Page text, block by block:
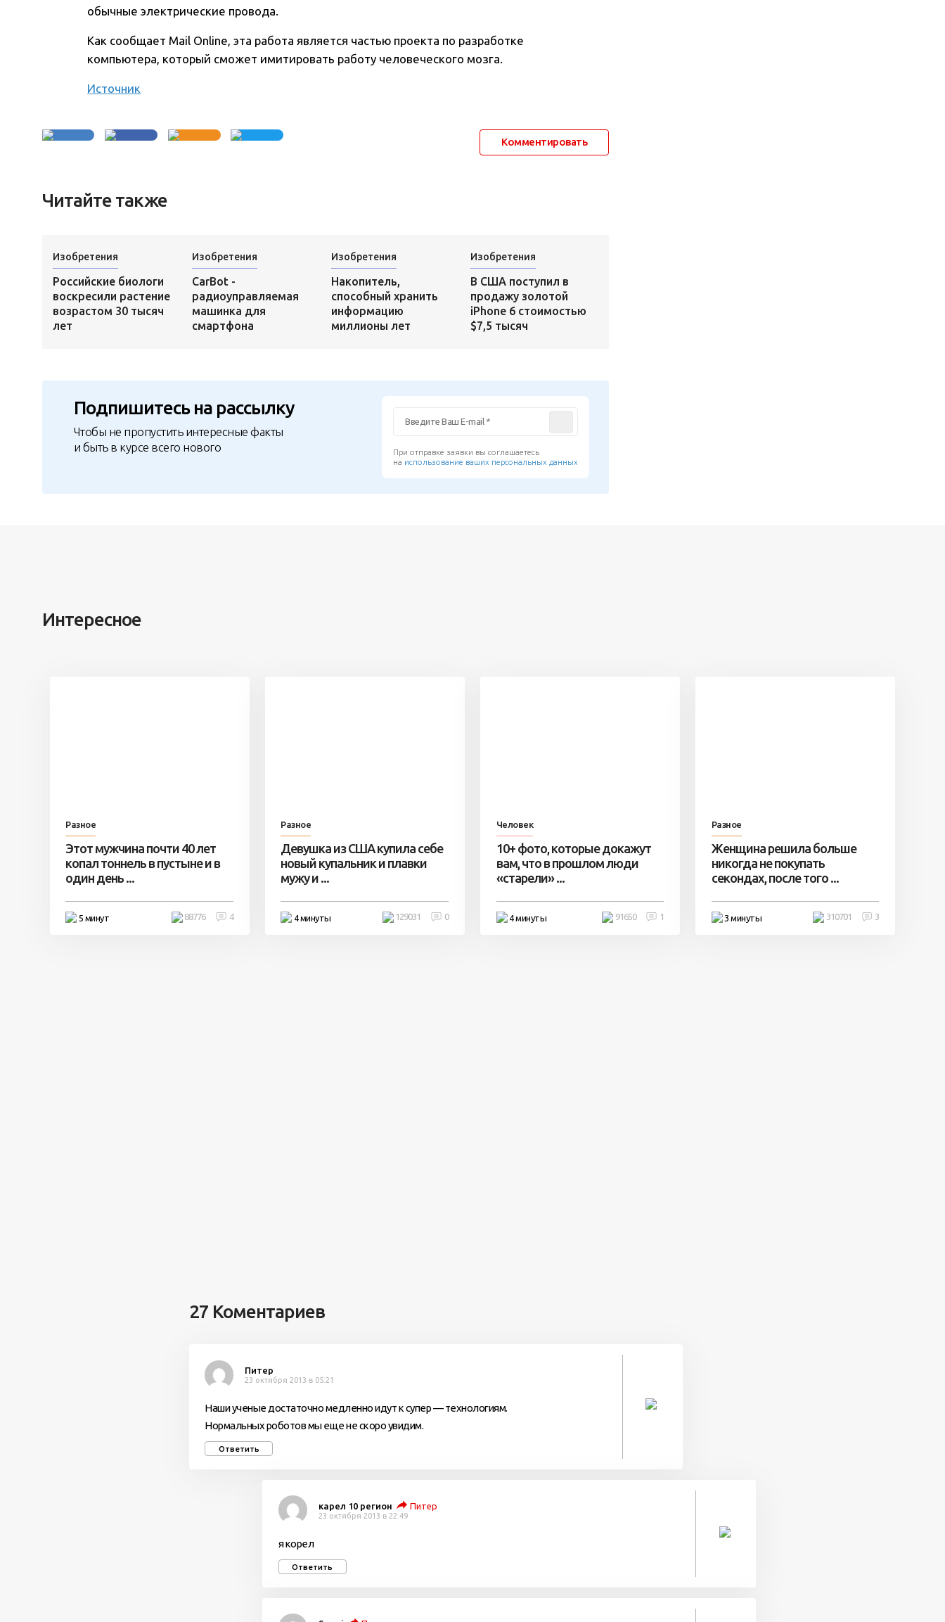
обычные электрические провода.
Как сообщает Mail Online, эта работа является частью проекта по разработке
компьютера, который сможет имитировать работу человеческого мозга.
Источник
Комментировать
Читайте также
Изобретения
Российские биологи
воскресили растение
возрастом 30 тысяч
лет
Изобретения
CarBot -
радиоуправляемая
машинка для
смартфона
Изобретения
Накопитель,
способный хранить
информацию
миллионы лет
Изобретения
В США поступил в
продажу золотой
iPhone 6 стоимостью
$7,5 тысяч
Подпишитесь на рассылку
Чтобы не пропустить интересные факты
и быть в курсе всего нового
При отправке заявки вы соглашаетесь
на использование ваших персональных данных
Интересное
Разное
Этот мужчина почти 40 лет
копал тоннель в пустыне и в
один день ...
5 минут 4
88776
Разное
Девушка из США купила себе
новый купальник и плавки
мужу и ...
4 минуты 0
129031
Человек
10+ фото, которые докажут
вам, что в прошлом люди
«старели» ...
4 минуты 1
91650
Разное
Женщина решила больше
никогда не покупать
секондах, после того ...
3 минуты 3
310701
27 Коментариев
Питер
23 октября 2013 в 05:21
Наши ученые достаточно медленно идут к супер — технологиям.
Нормальных роботов мы еще не скоро увидим.
Ответить
карел 10 регион Питер
23 октября 2013 в 22:49
я корел
Ответить